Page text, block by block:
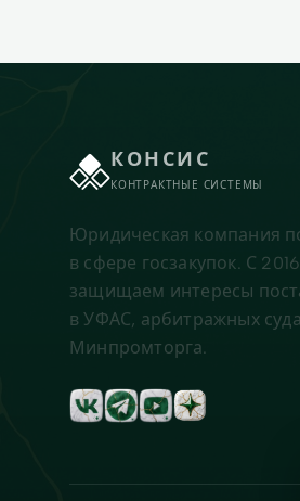
КОНСИС
КОНТРАКТНЫЕ СИСТЕМЫ
Юридическая компания
в сфере госзакупок. С
защищаем интересы
в УФАС, арбитражных
Минпромторга.